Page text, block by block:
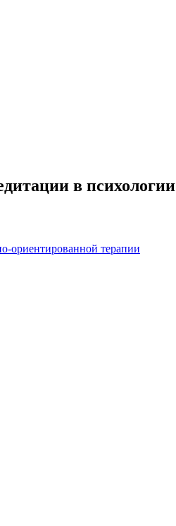
в психологии
ориентированной терапии